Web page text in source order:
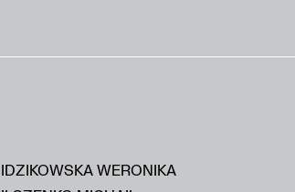
IDZIKOWSKA WERONIKA